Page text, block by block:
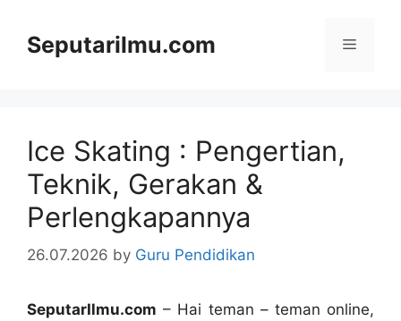
contentSeputarilmu.com Menu
Ice Skating : Pengertian,
Teknik, Gerakan &
Perlengkapannya
26.07.2026 by Guru Pendidikan
SeputarIlmu.com – Hai teman – teman online,